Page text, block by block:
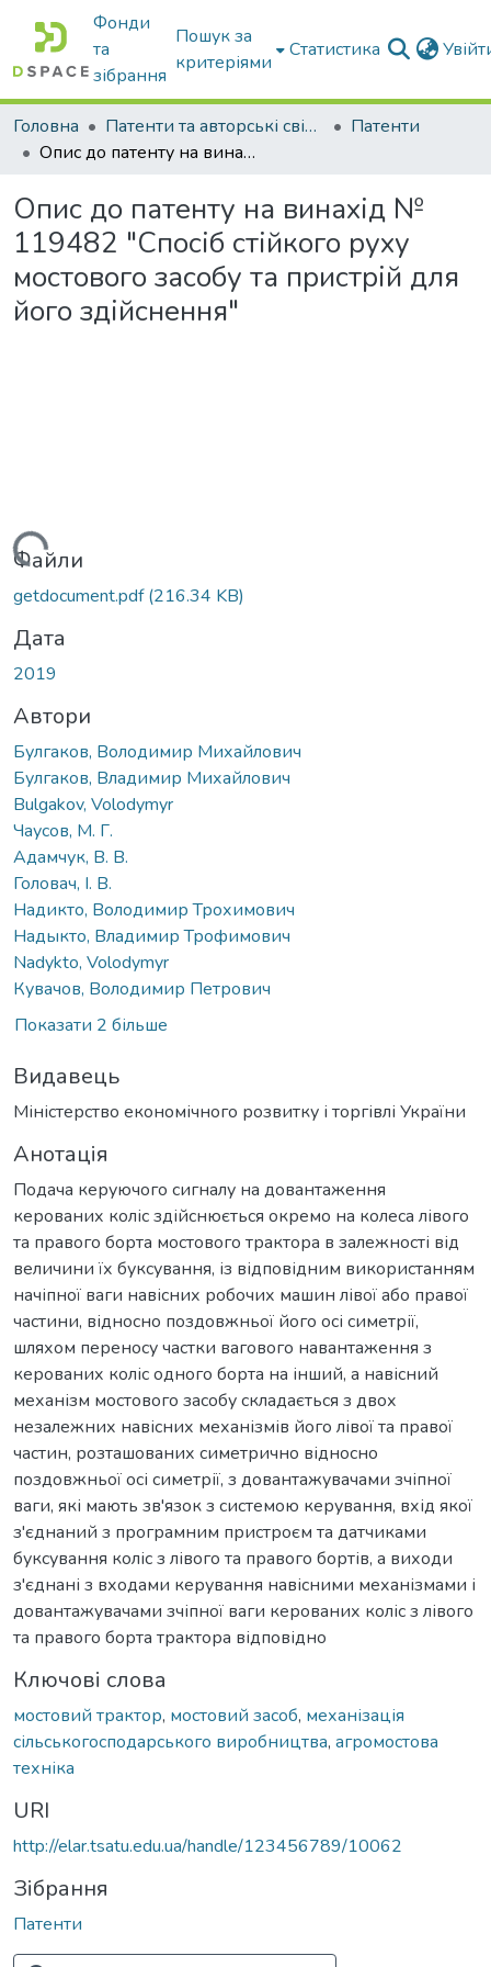
Фонди
та
зібрання
Пошук за
критеріями
Статистика
Головна Патенти та авторські свідоцтва
Патенти
Опис до патенту на винахід № 119482 "Спосіб стійкого руху мостового засобу та пристрій для його здійснення"
Опис до патенту на винахід №
119482 "Спосіб стійкого руху
мостового засобу та пристрій для
його здійснення"
Файли
getdocument.pdf(216.34 KB)
Дата
2019
Автори
Булгаков, Володимир Михайлович
Булгаков, Владимир Михайлович
Bulgakov, Volodymyr
Чаусов, М. Г.
Адамчук, В. В.
Головач, І. В.
Надикто, Володимир Трохимович
Надыкто, Владимир Трофимович
Nadykto, Volodymyr
Кувачов, Володимир Петрович
Показати 2 більше
Видавець
Міністерство економічного розвитку і торгівлі України
Анотація
Подача керуючого сигналу на довантаження
керованих коліс здійснюється окремо на колеса лівого
та правого борта мостового трактора в залежності від
величини їх буксування, із відповідним використанням
начіпної ваги навісних робочих машин лівої або правої
частини, відносно поздовжньої його осі симетрії,
шляхом переносу частки вагового навантаження з
керованих коліс одного борта на інший, а навісний
механізм мостового засобу складається з двох
незалежних навісних механізмів його лівої та правої
частин, розташованих симетрично відносно
поздовжньої осі симетрії, з довантажувачами зчіпної
ваги, які мають зв'язок з системою керування, вхід якої
з'єднаний з програмним пристроєм та датчиками
буксування коліс з лівого та правого бортів, а виходи
з'єднані з входами керування навісними механізмами і
довантажувачами зчіпної ваги керованих коліс з лівого
та правого борта трактора відповідно
Ключові слова
мостовий трактор, мостовий засоб, механізація
сільськогосподарського виробництва, агромостова
техніка
URI
http://elar.tsatu.edu.ua/handle/123456789/10062
Зібрання
Патенти